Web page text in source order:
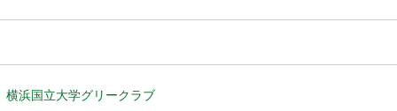
横浜国立大学グリークラブ